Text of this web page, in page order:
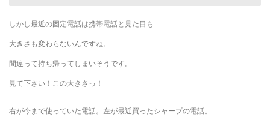
しかし最近の固定電話は携帯電話と見た目も
大きさも変わらないんですね。
間違って持ち帰ってしまいそうです。
見て下さい！この大きさっ！
右が今まで使っていた電話。左が最近買ったシャープの電話。